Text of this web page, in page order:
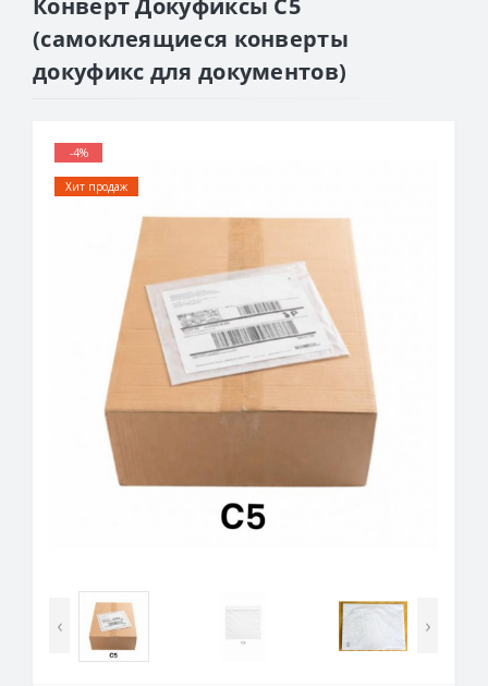
(самоклеящиеся конверты
докуфикс для документов)
-4%
Хит продаж
‹ ›